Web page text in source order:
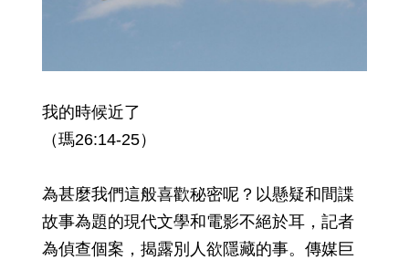
我的時候近了
（瑪26:14-25）
為甚麼我們這般喜歡秘密呢？以懸疑和間諜
故事為題的現代文學和電影不絕於耳，記者
為偵查個案，揭露別人欲隱藏的事。傳媒巨